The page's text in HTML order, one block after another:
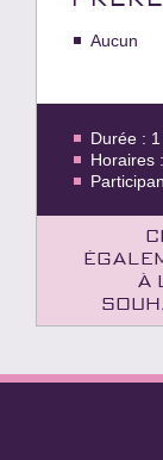
Aucun
Durée :
Horaires
à